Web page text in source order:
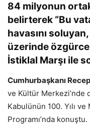
84 milyonun
belirterek “Bu
havasını
üzerinde
İstiklal Marşı ile
Cumhurbaşkanı
ve Kültür Merkezi’nde
Kabulünün 100. Yılı
Programı’nda konuştu.